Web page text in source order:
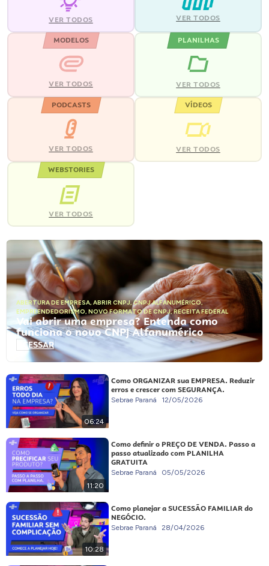
VER TODOS VER TODOS
MODELOS
VER TODOS
PLANILHAS
VER TODOS
PODCASTS
VER TODOS
VÍDEOS
VER TODOS
WEBSTORIES
VER TODOS
ABERTURA DE EMPRESA, ABRIR CNPJ,CNPJ ALFANUMÉRICO,
EMPREENDEDORISMO, NOVO FORMATO DE CNPJ,RECEITA FEDERAL
Vai abrir uma empresa? Entenda como
funciona o novo CNPJ Alfanumérico
ACESSAR
06:24
Como ORGANIZAR sua EMPRESA. Reduzir
erros e crescer com SEGURANÇA.
Sebrae Paraná 12/05/2026
11:20
Como definir o PREÇO DE VENDA. Passo a
passo atualizado com PLANILHA
GRATUITA
Sebrae Paraná 05/05/2026
10:28
Como planejar a SUCESSÃO FAMILIAR do
NEGÓCIO.
Sebrae Paraná 28/04/2026